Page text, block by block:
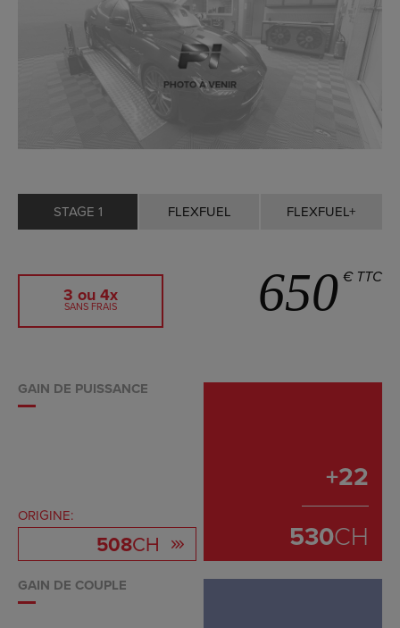
STAGE 1 FLEXFUEL FLEXFUEL+
3 ou 4x
SANS FRAIS 650 € TTC
GAIN DE PUISSANCE
ORIGINE:
508CH
+22
530CH
GAIN DE COUPLE